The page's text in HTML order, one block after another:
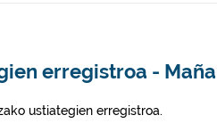
erregistroa -
ustiategien erregistroa.